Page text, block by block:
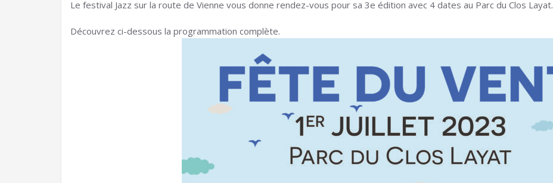
Le festival Jazz sur la route de Vienne vous donne rendez-vous pour sa 3e édition avec 4 dates au Parc du Clos Layat.
Découvrez ci-dessous la programmation complète.